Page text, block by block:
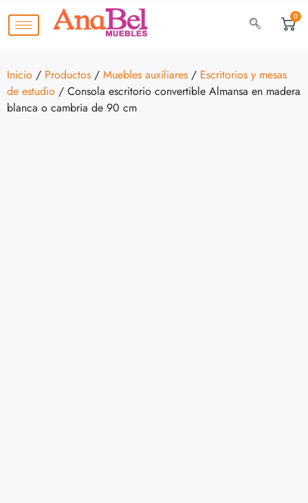
0
Inicio / Productos / Muebles auxiliares / Escritorios y mesas
de estudio / Consola escritorio convertible Almansa en madera
blanca o cambria de 90 cm